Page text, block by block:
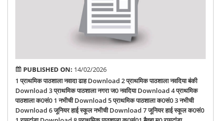
PUBLISHED ON: 14/02/2026
1 प्राथमिक पाठशाला नवादा ढाह Download 2 प्राथमिक पाठशाला नवदिया बंकी
Download 3 प्राथमिक पाठशाला नगरा ज0 नवदिया Download 4 प्राथमिक
पाठशाला क0सं0 1 नभीची Download 5 प्राथमिक पाठशाला क0सं0 3 नभीची
Download 6 जूनियर हाई स्‍कूल नभीची Download 7 जूनियर हाई स्‍कूल क0सं0